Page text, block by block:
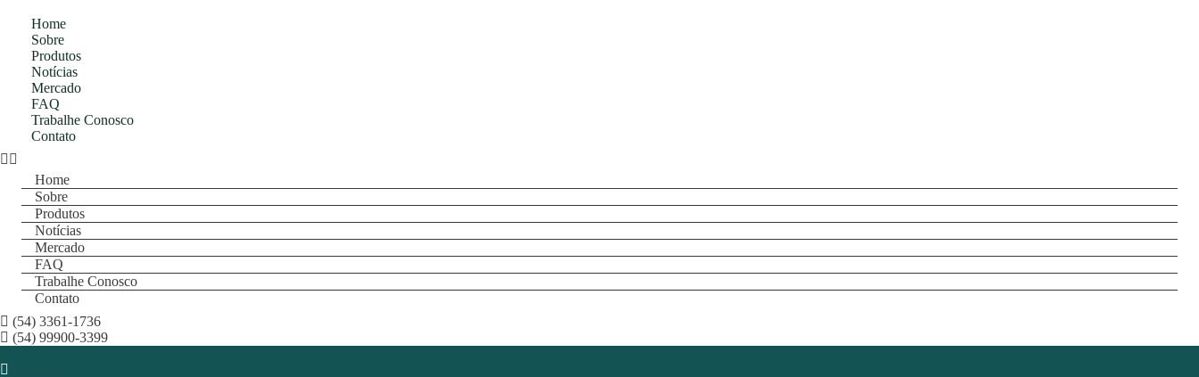
Home
Sobre
Produtos
Notícias
Mercado
FAQ
Trabalhe Conosco
Contato
Home
Sobre
Produtos
Notícias
Mercado
FAQ
Trabalhe Conosco
Contato
(54) 3361-1736
(54) 99900-3399